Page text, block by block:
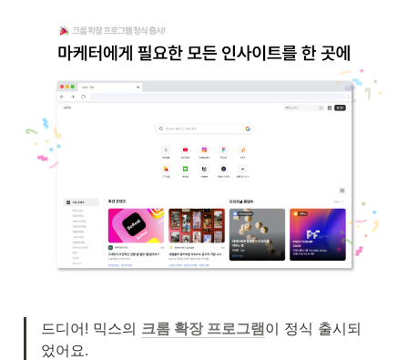
드디어! 믹스의 크롬 확장 프로그램이 정식 출시되
었어요.